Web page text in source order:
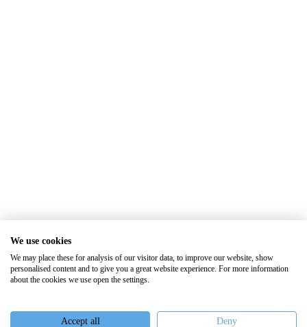
We use cookies
We may place these for analysis of our visitor data, to improve our website, show
personalised content and to give you a great website experience. For more information
about the cookies we use open the settings.
Accept all Deny